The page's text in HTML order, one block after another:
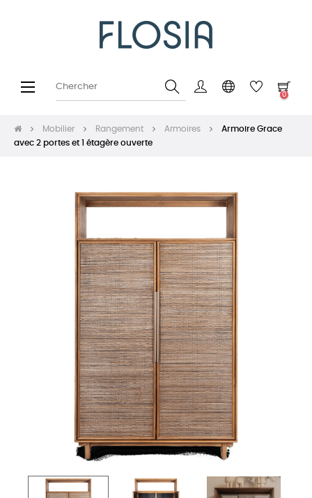
Basculer
☰
0
Mobilier Rangement Armoires
Armoire Grace
avec 2 portes et 1 étagère ouverte